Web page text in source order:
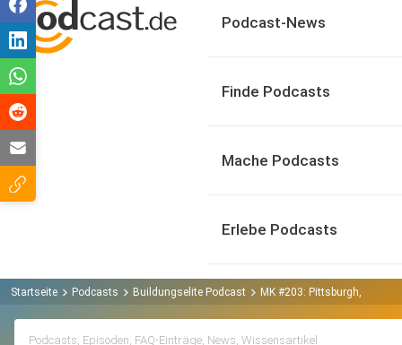
Podcast-News
Finde Podcasts
Mache Podcasts
Erlebe Podcasts
Startseite Podcasts Buildungselite Podcast MK #203: Pittsburgh, Hadi &